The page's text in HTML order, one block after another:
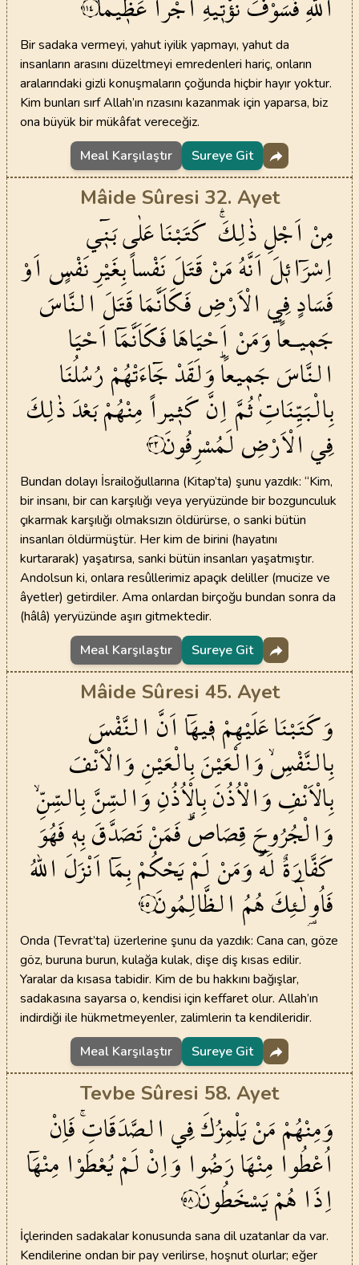
Bir sadaka vermeyi, yahut iyilik yapmayı, yahut da
insanların arasını düzeltmeyi emredenleri hariç, onların
aralarındaki gizli konuşmaların çoğunda hiçbir hayır yoktur.
Kim bunları sırf Allah’ın rızasını kazanmak için yaparsa, biz
ona büyük bir mükâfat vereceğiz.
Meal Karşılaştır
Sureye Git
Mâide Sûresi 32. Ayet
مِنْ اَجْلِذٰلِكَۚۛ كَتَبْنَاعَلٰىبَن۪ٓي
اِسْرَٓائ۪لَاَنَّهُمَنْقَتَلَنَفْساًبِغَيْرِنَفْسٍ اَوْ
فَسَادٍفِيالْاَرْضِفَكَاَنَّمَاقَتَلَالنَّاسَ
جَم۪يـعاًۜوَمَنْ اَحْيَاهَافَكَاَنَّمَٓااَحْيَا
النَّاسَجَم۪يعاًۜوَلَقَدْجَٓاءَتْهُمْرُسُلُنَا
بِالْبَيِّنَاتِۘثُمَّاِنَّكَث۪يراًمِنْهُمْبَعْدَذٰلِكَ
فِيالْاَرْضِلَمُسْرِفُونَ٣٢
Bundan dolayı İsrailoğullarına (Kitap’ta) şunu yazdık: “Kim,
bir insanı, bir can karşılığı veya yeryüzünde bir bozgunculuk
çıkarmak karşılığı olmaksızın öldürürse, o sanki bütün
insanları öldürmüştür. Her kim de birini (hayatını
kurtararak) yaşatırsa, sanki bütün insanları yaşatmıştır.
Andolsun ki, onlara resûllerimiz apaçık deliller (mucize ve
âyetler) getirdiler. Ama onlardan birçoğu bundan sonra da
(hâlâ) yeryüzünde aşırı gitmektedir.
Meal Karşılaştır
Sureye Git
Mâide Sûresi 45. Ayet
وَكَتَبْنَاعَلَيْهِمْف۪يهَٓااَنَّ النَّفْسَ
بِالنَّفْسِۙوَالْعَيْنَبِالْعَيْنِوَالْاَنْفَ
بِالْاَنْفِوَالْاُذُنَبِالْاُذُنِوَالسِّنَّبِالسِّنِّۙ
وَالْجُرُوحَقِصَاصٌۜفَمَنْتَصَدَّقَبِه۪فَهُوَ
كَفَّارَةٌلَهُۜوَمَنْلَمْيَحْكُمْبِمَٓااَنْزَلَ اللّٰهُ
فَاُو۬لٰٓئِكَهُمُ الظَّالِمُونَ٤٥
Onda (Tevrat’ta) üzerlerine şunu da yazdık: Cana can, göze
göz, buruna burun, kulağa kulak, dişe diş kısas edilir.
Yaralar da kısasa tabidir. Kim de bu hakkını bağışlar,
sadakasına sayarsa o, kendisi için keffaret olur. Allah’ın
indirdiği ile hükmetmeyenler, zalimlerin ta kendileridir.
Meal Karşılaştır
Sureye Git
Tevbe Sûresi 58. Ayet
وَمِنْهُمْمَنْيَلْمِزُكَفِيالصَّدَقَاتِۚفَاِنْ
اُعْطُوا مِنْهَارَضُواوَاِنْلَمْيُعْطَوْا مِنْهَٓا
اِذَا هُمْيَسْخَطُونَ٥٨
İçlerinden sadakalar konusunda sana dil uzatanlar da var.
Kendilerine ondan bir pay verilirse, hoşnut olurlar; eğer